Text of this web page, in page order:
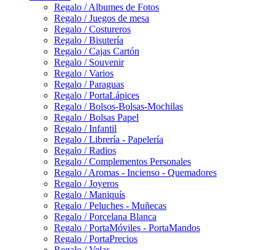
Regalo / Albumes de Fotos
Regalo / Juegos de mesa
Regalo / Costureros
Regalo / Bisutería
Regalo / Cajas Cartón
Regalo / Souvenir
Regalo / Varios
Regalo / Paraguas
Regalo / PortaLápices
Regalo / Bolsos-Bolsas-Mochilas
Regalo / Bolsas Papel
Regalo / Infantil
Regalo / Librería - Papelería
Regalo / Radios
Regalo / Complementos Personales
Regalo / Aromas - Incienso - Quemadores
Regalo / Joyeros
Regalo / Maniquís
Regalo / Peluches - Muñecas
Regalo / Porcelana Blanca
Regalo / PortaMóviles - PortaMandos
Regalo / PortaPrecios